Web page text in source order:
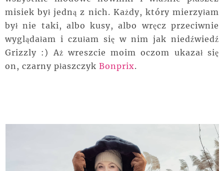
misiek był jedną z nich. Każdy, który mierzyłam
był nie taki, albo kusy, albo wręcz przeciwnie
wyglądałam i czułam się w nim jak niedźwiedź
Grizzly :) Aż wreszcie moim oczom ukazał się
on, czarny płaszczyk Bonprix.